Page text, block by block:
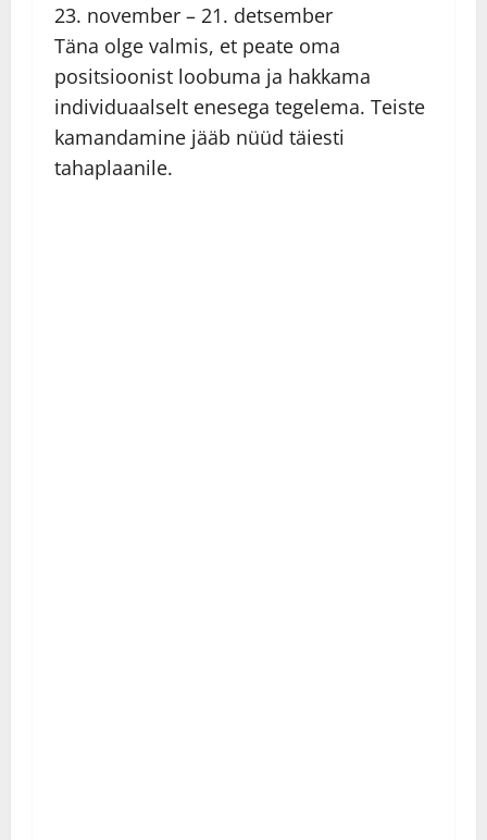
23. november – 21. detsember
Täna olge valmis, et peate oma
positsioonist loobuma ja hakkama
individuaalselt enesega tegelema. Teiste
kamandamine jääb nüüd täiesti
tahaplaanile.